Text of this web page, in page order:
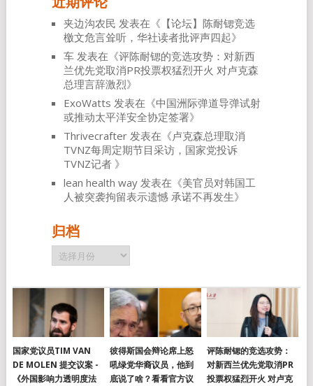
夹边沟农民 发表在《 【论坛】陈耐锶竞选
檄文危言耸听，华社读者批评声四起》
车发表在《评陈耐锶的竞选攻势：对新西
兰优先党取消PR投票权猛烈开火 对卢克森
总理言辞激烈》
ExoWatts 发表在《中国洲际弹道导弹试射
或推动太平洋安全协定签署》
Thrivecrafter发表在《卢克森总理取消
TVNZ每周定期节目采访，国家党投诉
TVNZ记者 》
lean health way发表在《美官员对韩国工
人被突袭拘留表示遗憾 承诺不再发生》
归档
归
档
国家党议员TIM VAN
DE MOLEN 提交议案 -
《外国影响力透明度法
彼得斯国会辩论席上怒
吼绿党华裔议员，他到
底说了啥？看看官方议
评陈耐锶的竞选攻势：
对新西兰优先党取消PR
投票权猛烈开火 对卢克